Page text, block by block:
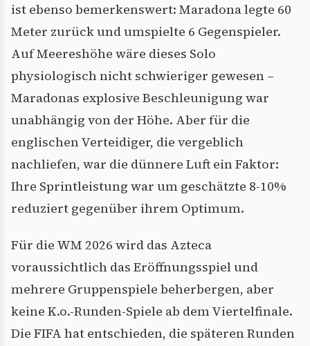
ist ebenso bemerkenswert: Maradona legte 60
Meter zurück und umspielte 6 Gegenspieler.
Auf Meereshöhe wäre dieses Solo
physiologisch nicht schwieriger gewesen –
Maradonas explosive Beschleunigung war
unabhängig von der Höhe. Aber für die
englischen Verteidiger, die vergeblich
nachliefen, war die dünnere Luft ein Faktor:
Ihre Sprintleistung war um geschätzte 8-10%
reduziert gegenüber ihrem Optimum.
Für die WM 2026 wird das Azteca
voraussichtlich das Eröffnungsspiel und
mehrere Gruppenspiele beherbergen, aber
keine K.o.-Runden-Spiele ab dem Viertelfinale.
Die FIFA hat entschieden, die späteren Runden